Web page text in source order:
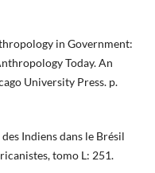
in Government:
Today. An
University Press. p.
Indiens dans le Brésil
tomo L: 251.